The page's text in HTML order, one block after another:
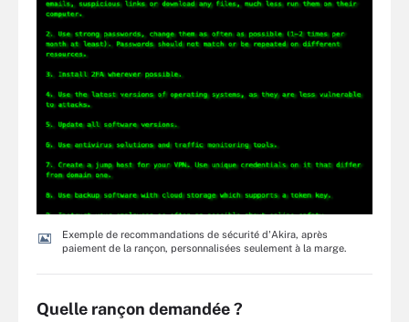
Exemple de recommandations de sécurité d'Akira, après
paiement de la rançon, personnalisées seulement à la marge.
Quelle rançon demandée ?